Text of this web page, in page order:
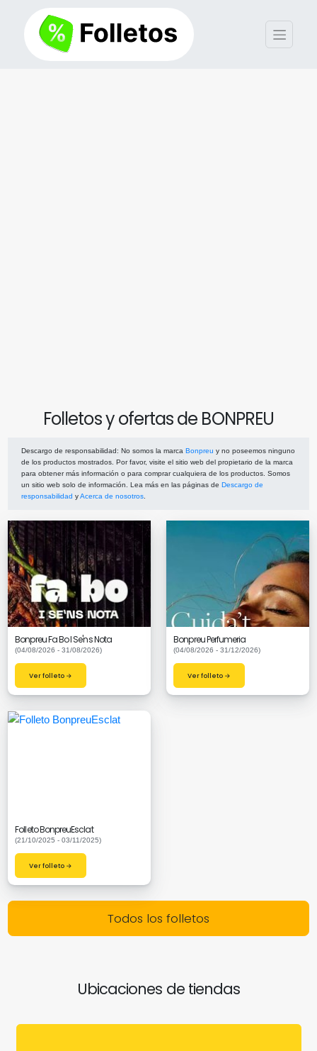
Folletos y ofertas de BONPREU
Descargo de responsabilidad: No somos la marca Bonpreu y no poseemos ninguno
de los productos mostrados. Por favor, visite el sitio web del propietario de la marca
para obtener más información o para comprar cualquiera de los productos. Somos
un sitio web solo de información. Lea más en las páginas de Descargo de
responsabilidad yAcerca de nosotros
Bonpreu Fa Bo I Se'ns Nota
(04/08/2026 - 31/08/2026)
Ver folleto →
Bonpreu Perfumeria
(04/08/2026 - 31/12/2026)
Ver folleto →
Folleto BonpreuEsclat
(21/10/2025 - 03/11/2025)
Ver folleto →
Todos los folletos
Ubicaciones de tiendas